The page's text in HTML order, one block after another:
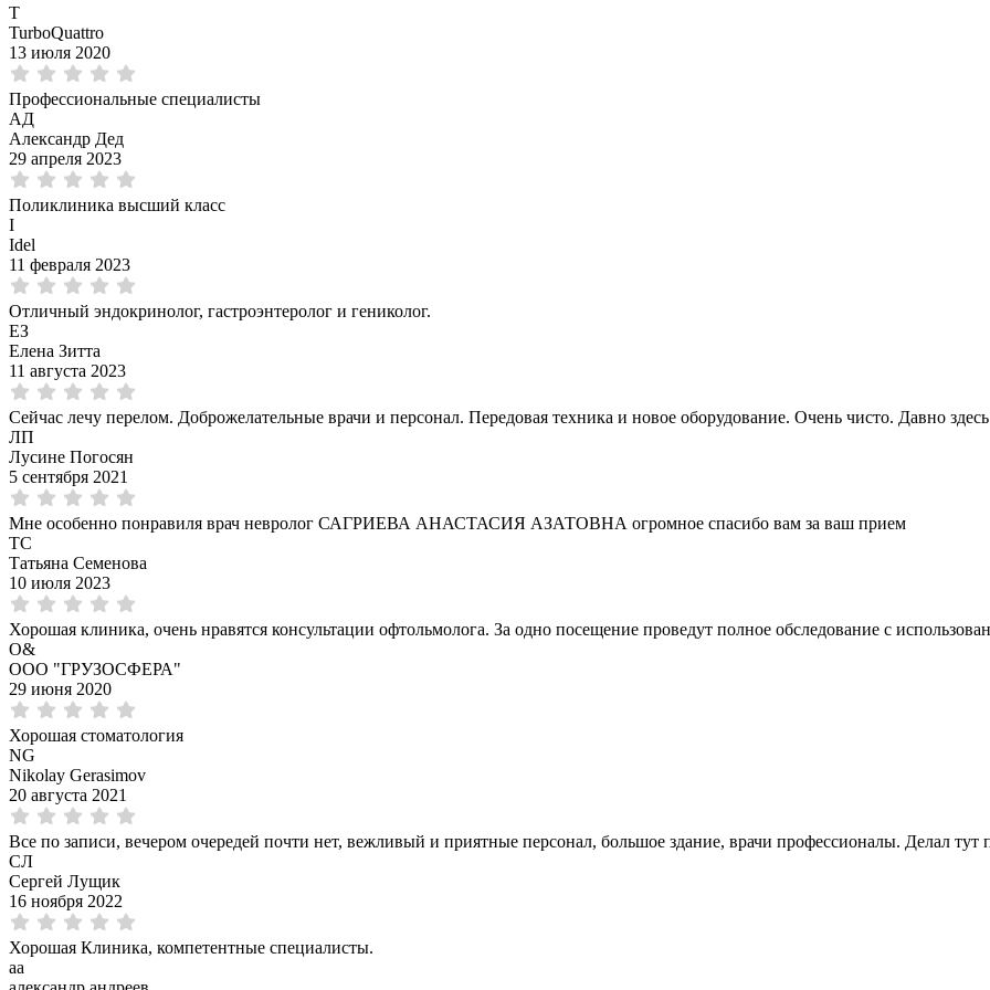
T
TurboQuattro
13 июля 2020
Профессиональные специалисты
АД
Александр Дед
29 апреля 2023
Поликлиника высший класс
I
Idel
11 февраля 2023
Отличный эндокринолог, гастроэнтеролог и гениколог.
ЕЗ
Елена Зитта
11 августа 2023
Сейчас лечу перелом. Доброжелательные врачи и персонал. Передовая техника и новое оборудование. Очень чисто. Давно
ЛП
Лусине Погосян
5 сентября 2021
Мне особенно понравиля врач невролог САГРИЕВА АНАСТАСИЯ АЗАТОВНА огромное спасибо вам за ваш прием
ТС
Татьяна Семенова
10 июля 2023
Хорошая клиника, очень нравятся консультации офтольмолога. За одно посещение проведут полное обследование с
О&
ООО "ГРУЗОСФЕРА"
29 июня 2020
Хорошая стоматология
NG
Nikolay Gerasimov
20 августа 2021
Все по записи, вечером очередей почти нет, вежливый и приятные персонал, большое здание, врачи профессионалы. Делал тут
СЛ
Сергей Лущик
16 ноября 2022
Хорошая Клиника, компетентные специалисты.
аа